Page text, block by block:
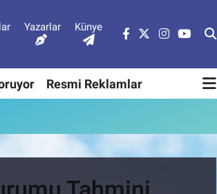
Yazarlar Künye
Resmi Reklamlar